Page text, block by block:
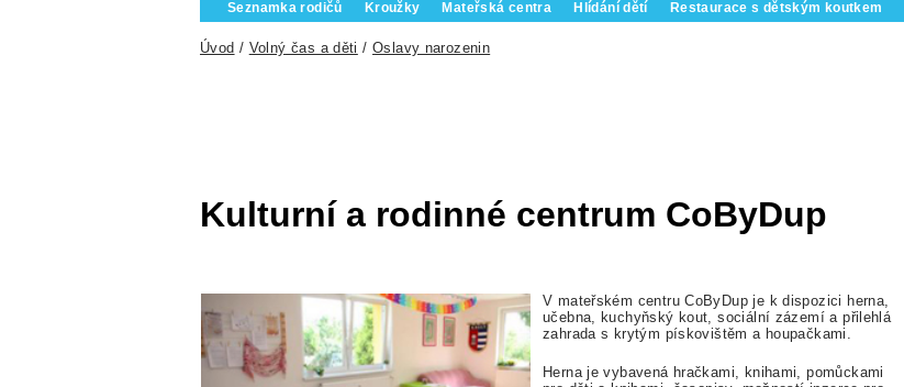
Seznamka rodičů Kroužky Mateřská centra Hlídání dětí Restaurace s dětským koutkem
Úvod / Volný čas a děti /Oslavy narozenin
Kulturní a rodinné centrum CoByDup
V mateřském centru CoByDup je k dispozici herna,
učebna, kuchyňský kout, sociální zázemí a přilehlá
zahrada s krytým pískovištěm a houpačkami.
Herna je vybavená hračkami, knihami, pomůckami